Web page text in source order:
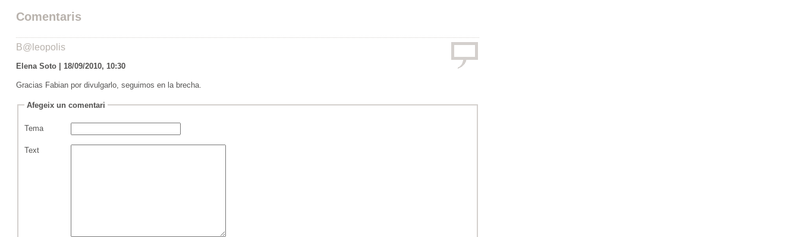
Comentaris
B@leopolis
Elena Soto | 18/09/2010, 10:30
Gracias Fabian por divulgarlo, seguimos en la brecha.
Afegeix un comentari
Tema
Text